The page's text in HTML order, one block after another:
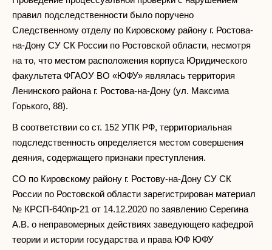
правил подследственности было поручено
Следственному отделу по Кировскому району г. Ростова-
на-Дону СУ СК России по Ростовской области, несмотря
на то, что местом расположения корпуса Юридического
факультета ФГАОУ ВО «ЮФУ» являлась территория
Ленинского района г. Ростова-на-Дону (ул. Максима
Горького, 88).
В соответствии со ст. 152 УПК РФ, территориальная
подследственность определяется местом совершения
деяния, содержащего признаки преступления.
СО по Кировскому району г. Ростову-на-Дону СУ СК
России по Ростовской области зарегистрирован материал
№ КРСП-640пр-21 от 14.12.2020 по заявлению Серегина
А.В. о неправомерных действиях заведующего кафедрой
теории и истории государства и права ЮФ ЮФУ